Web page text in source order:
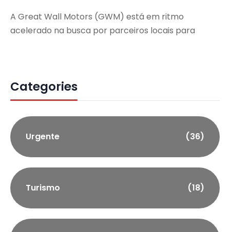
A Great Wall Motors (GWM) está em ritmo
acelerado na busca por parceiros locais para
Categories
Urgente (36)
Turismo (18)